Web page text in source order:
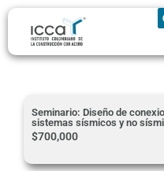
Seminario: Diseño de
sistemas sísmicos y no
$700,000